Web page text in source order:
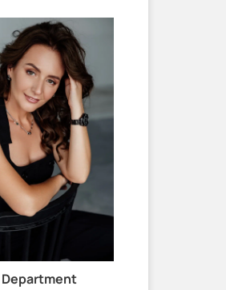
Department